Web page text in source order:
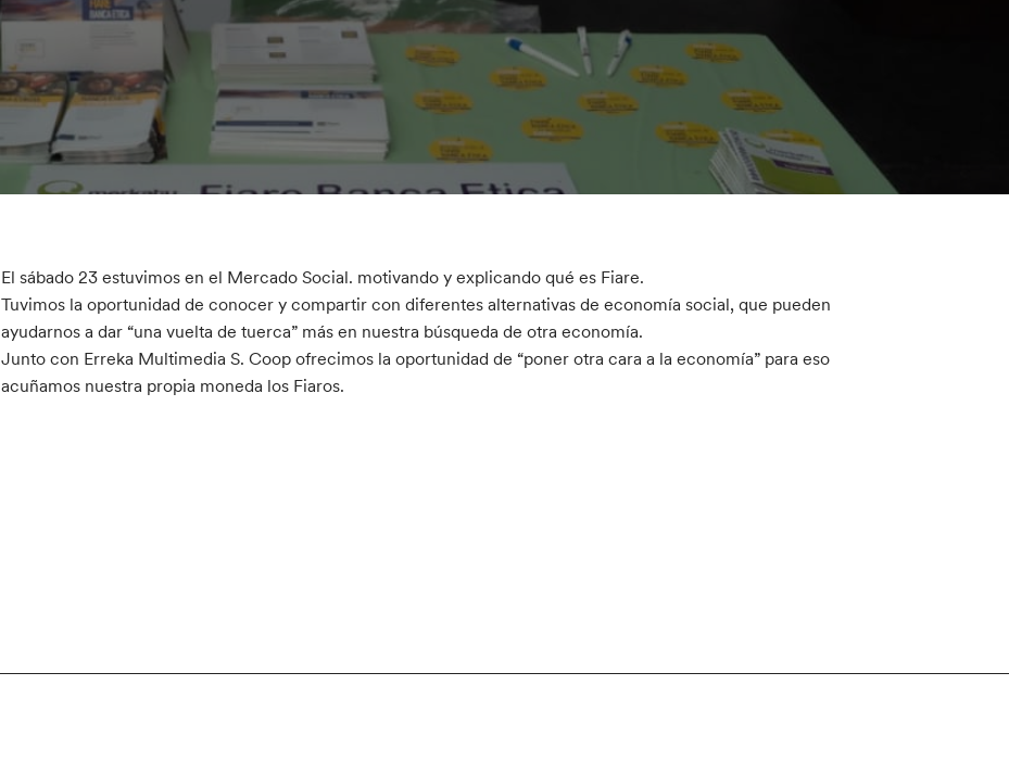
El sábado 23 estuvimos en el Mercado Social. motivando y explicando qué es Fiare.
Tuvimos la oportunidad de conocer y compartir con diferentes alternativas de economía social, que pueden
ayudarnos a dar “una vuelta de tuerca” más en nuestra búsqueda de otra economía.
Junto con Erreka Multimedia S. Coop ofrecimos la oportunidad de “poner otra cara a la economía” para eso
acuñamos nuestra propia moneda los Fiaros.